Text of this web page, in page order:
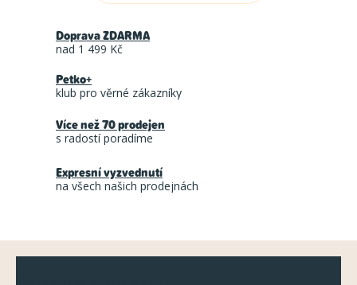
Doprava ZDARMA
nad 1 499 Kč
Petko+
klub pro věrné zákazníky
Více než 70 prodejen
s radostí poradíme
Expresní vyzvednutí
na všech našich prodejnách